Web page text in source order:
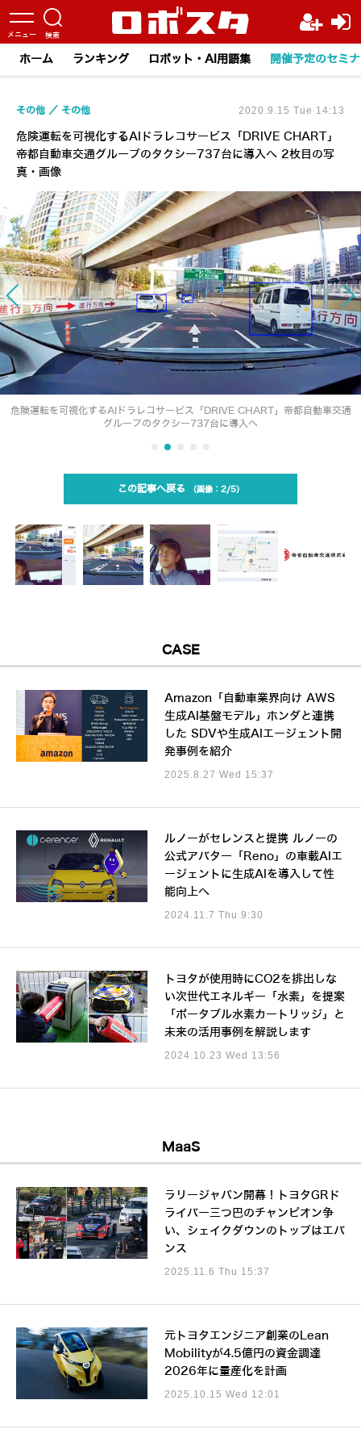
ホーム ランキング ロボット・AI用語集 開催予定のセミ
危険運転を可視化するAIドラレコサービス「DRIVE CHART」
帝都自動車交通グループのタクシー737台に導入へ 2枚目の写
真・画像
その他 その他 2020.9.15 Tue 14:13
危険運転を可視化するAIドラレコサービス「DRIVE CHART」帝都自動車交通
グループのタクシー737台に導入へ
この記事へ戻る 2/5
CASE
Amazon「自動車業界向け AWS
生成AI基盤モデル」ホンダと連携
した SDVや生成AIエージェント開
発事例を紹介
2025.8.27 Wed 15:37
ルノーがセレンスと提携 ルノーの
公式アバター「Reno」の車載AIエ
ージェントに生成AIを導入して性
能向上へ
2024.11.7 Thu 9:30
トヨタが使用時にCO2を排出しな
い次世代エネルギー「水素」を提案
「ポータブル水素カートリッジ」と
未来の活用事例を解説します
2024.10.23 Wed 13:56
MaaS
ラリージャパン開幕！トヨタGRド
ライバー三つ巴のチャンピオン争
い、シェイクダウンのトップはエバ
ンス
2025.11.6 Thu 15:37
元トヨタエンジニア創業のLean
Mobilityが4.5億円の資金調達
2026年に量産化を計画
2025.10.15 Wed 12:01